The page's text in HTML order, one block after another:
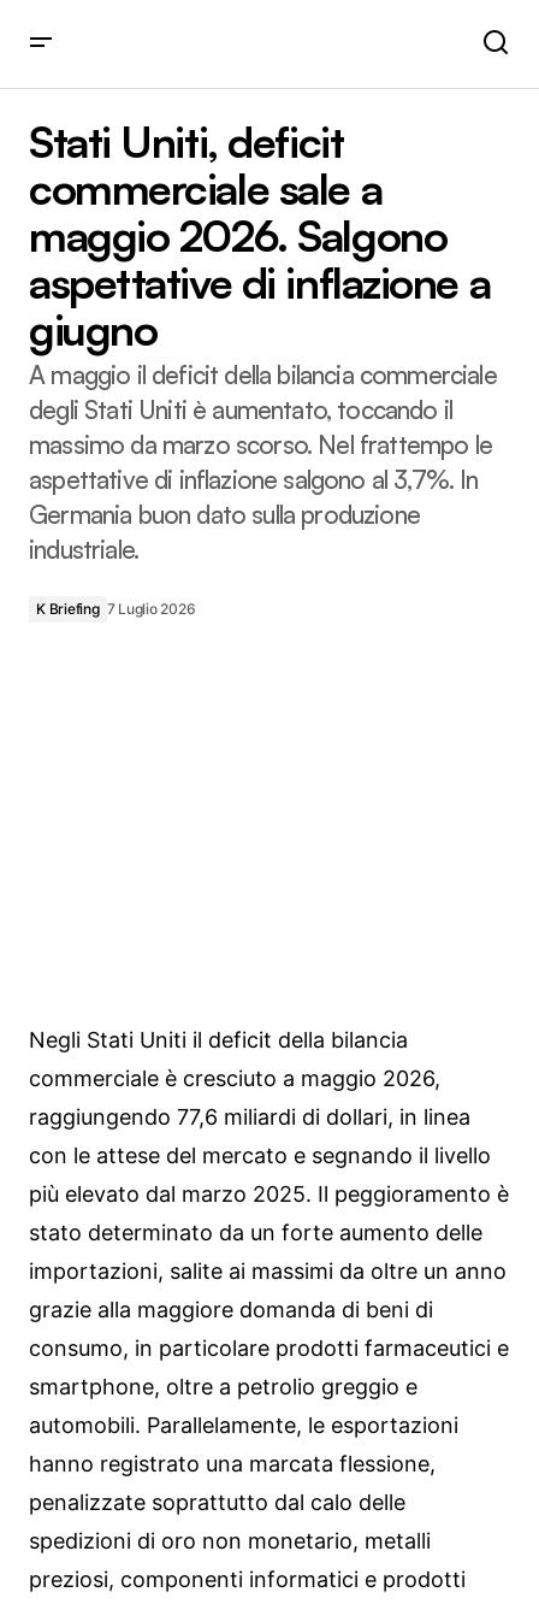
Salgono aspettative di inflazione a giugno
Stati Uniti, deficit
commerciale sale a
maggio 2026. Salgono
aspettative di inflazione a
giugno
A maggio il deficit della bilancia commerciale
degli Stati Uniti è aumentato, toccando il
massimo da marzo scorso. Nel frattempo le
aspettative di inflazione salgono al 3,7%. In
Germania buon dato sulla produzione
industriale.
K Briefing 7 Luglio 2026
Negli Stati Uniti il deficit della bilancia
commerciale è cresciuto a maggio 2026,
raggiungendo 77,6 miliardi di dollari, in linea
con le attese del mercato e segnando il livello
più elevato dal marzo 2025. Il peggioramento è
stato determinato da un forte aumento delle
importazioni, salite ai massimi da oltre un anno
grazie alla maggiore domanda di beni di
consumo, in particolare prodotti farmaceutici e
smartphone, oltre a petrolio greggio e
automobili. Parallelamente, le esportazioni
hanno registrato una marcata flessione,
penalizzate soprattutto dal calo delle
spedizioni di oro non monetario, metalli
preziosi, componenti informatici e prodotti